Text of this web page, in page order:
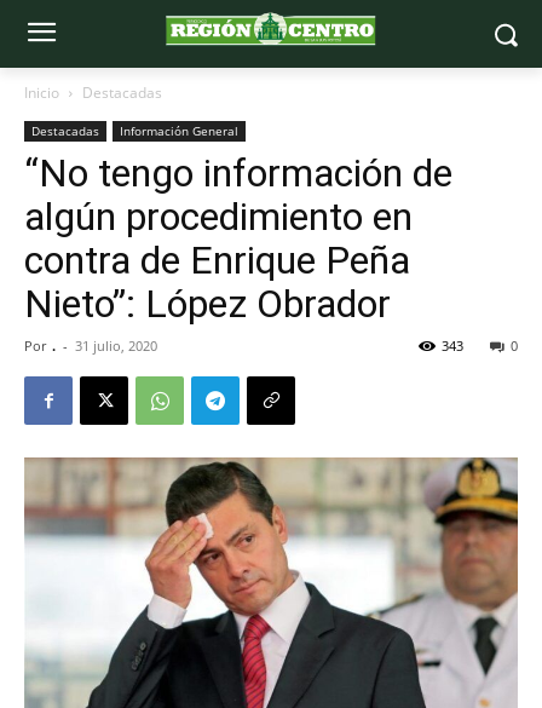
Inicio Destacadas
Destacadas Información General
“No tengo información de
algún procedimiento en
contra de Enrique Peña
Nieto”: López Obrador
Por . - 31 julio, 2020 0
343